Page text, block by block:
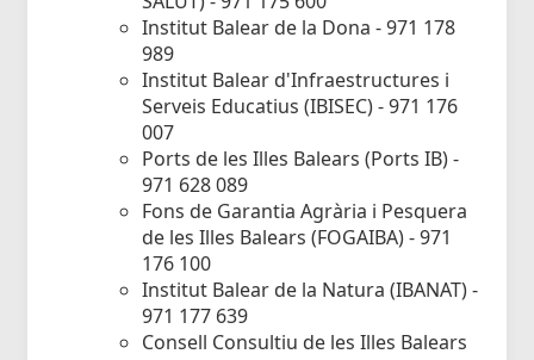
Institut Balear de la Dona - 971 178
989
Institut Balear d'Infraestructures i
Serveis Educatius (IBISEC) - 971 176
007
Ports de les Illes Balears (Ports IB) -
971 628 089
Fons de Garantia Agrària i Pesquera
de les Illes Balears (FOGAIBA) - 971
176 100
Institut Balear de la Natura (IBANAT) -
971 177 639
Consell Consultiu de les Illes Balears